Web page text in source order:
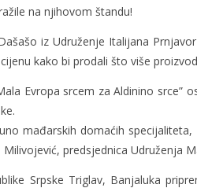
na njihovom štandu!
iz Udruženje Italijana
kako bi prodali što više
Evropa srcem za Aldinino srce”
mađarskih domaćih
predsjednica Udruženja
Srpske Triglav, Banjaluka